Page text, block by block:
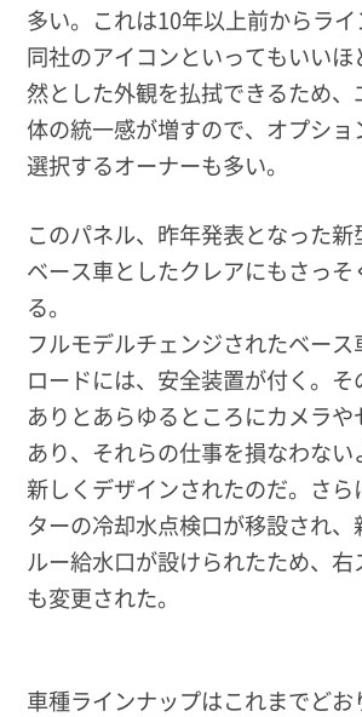
多い。これは10年以上前からライ
同社のアイコンといってもいいほ
然とした外観を払拭できるため
体の統一感が増すので、オプショ
選択するオーナーも多い。
このパネル、昨年発表となった新
ベース車としたクレアにもさっそ
る。
フルモデルチェンジされたベース
ロードには、安全装置が付く。
ありとあらゆるところにカメラ
あり、それらの仕事を損なわない
新しくデザインされたのだ。さら
ターの冷却水点検口が移設され
ルー給水口が設けられたため、
も変更された。
車種ラインナップはこれまでどお